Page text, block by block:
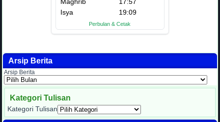
Arsip Berita
Arsip Berita
Kategori Tulisan
Kategori Tulisan